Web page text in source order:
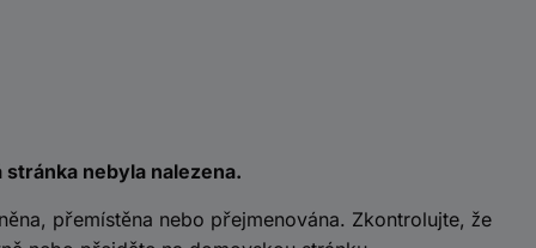
stránka nebyla nalezena.
přemístěna nebo přejmenována. Zkontrolujte, že